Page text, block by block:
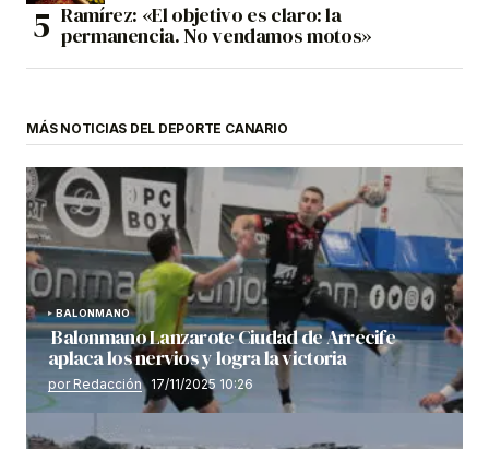
Ramírez: «El objetivo es claro: la
permanencia. No vendamos motos»
MÁS NOTICIAS DEL DEPORTE CANARIO
BALONMANO
Balonmano Lanzarote Ciudad de Arrecife
aplaca los nervios y logra la victoria
por Redacción 17/11/2025 10:26